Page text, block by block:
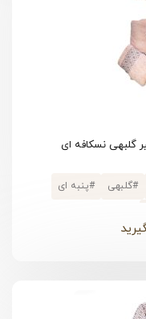
گلبهی نسکافه ای
#گلبهی #پنبه ای